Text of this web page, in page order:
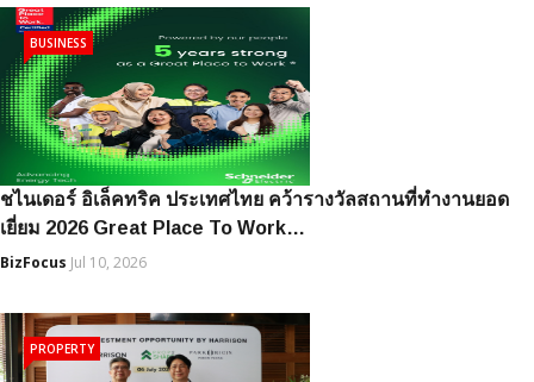
ชไนเดอร์ อิเล็คทริค ประเทศไทย คว้ารางวัลสถานที่ทำงานยอด
เยี่ยม 2026 Great Place To Work…
BizFocus Jul 10, 2026
BUSINESS
PROPERTY